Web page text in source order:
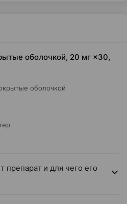
оболочкой, 20 мг ×30,
оболочкой
препарат и для чего его